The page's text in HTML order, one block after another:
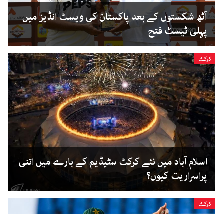
آٹھ شکستوں کے بعد پاکستان کی ویسٹ انڈیز میں
پہلی ٹیسٹ فتح
کرکٹ
اسلام آباد میں نئے کرکٹ سٹیڈیم کے بارے میں اتنی
پراسراریت کیوں؟
کرکٹ